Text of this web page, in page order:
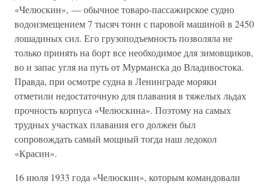
«Челюскин», — обычное товаро-пассажирское судно
водоизмещением 7 тысяч тонн с паровой машиной в 2450
лошадиных сил. Его грузоподъемность позволяла не
только принять на борт все необходимое для зимовщиков,
во и запас угля на путь от Мурманска до Владивостока.
Правда, при осмотре судна в Ленинграде моряки
отметили недостаточную для плавания в тяжелых льдах
прочность корпуса «Челюскина». Поэтому на самых
трудных участках плавания его должен был
сопровождать самый мощный тогда наш ледокол
«Красин».
16 июля 1933 года «Челюскин», которым командовали